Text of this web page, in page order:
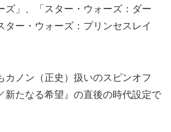
ズ」、「スター・ウォーズ：ダー
ター・ウォーズ：プリンセスレイ
ノン（正史）扱いのスピンオフ
新たなる希望』の直後の時代設定で